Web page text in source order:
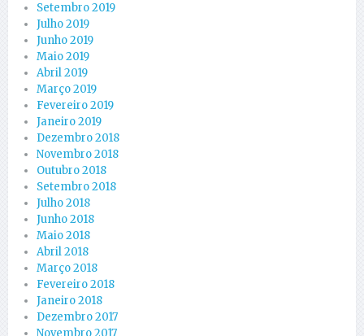
Setembro 2019
Julho 2019
Junho 2019
Maio 2019
Abril 2019
Março 2019
Fevereiro 2019
Janeiro 2019
Dezembro 2018
Novembro 2018
Outubro 2018
Setembro 2018
Julho 2018
Junho 2018
Maio 2018
Abril 2018
Março 2018
Fevereiro 2018
Janeiro 2018
Dezembro 2017